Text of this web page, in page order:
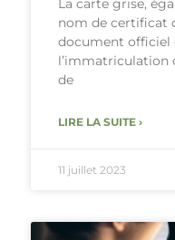
La carte grise,
nom de certificat
document officiel
l’immatriculation
de
LIRE LA SUITE ›
11 juillet 2023